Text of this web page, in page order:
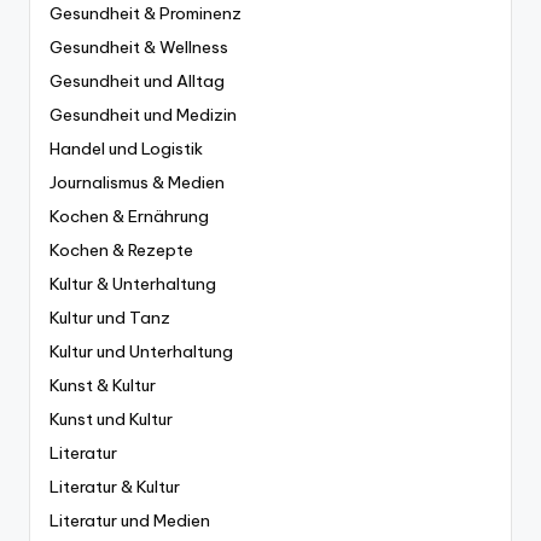
Gesundheit & Prominenz
Gesundheit & Wellness
Gesundheit und Alltag
Gesundheit und Medizin
Handel und Logistik
Journalismus & Medien
Kochen & Ernährung
Kochen & Rezepte
Kultur & Unterhaltung
Kultur und Tanz
Kultur und Unterhaltung
Kunst & Kultur
Kunst und Kultur
Literatur
Literatur & Kultur
Literatur und Medien